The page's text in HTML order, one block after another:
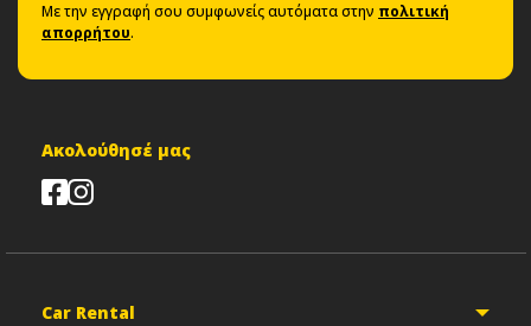
Με την εγγραφή σου συμφωνείς αυτόματα στην πολιτική
απορρήτου.
Ακολούθησέ μας
Car Rental